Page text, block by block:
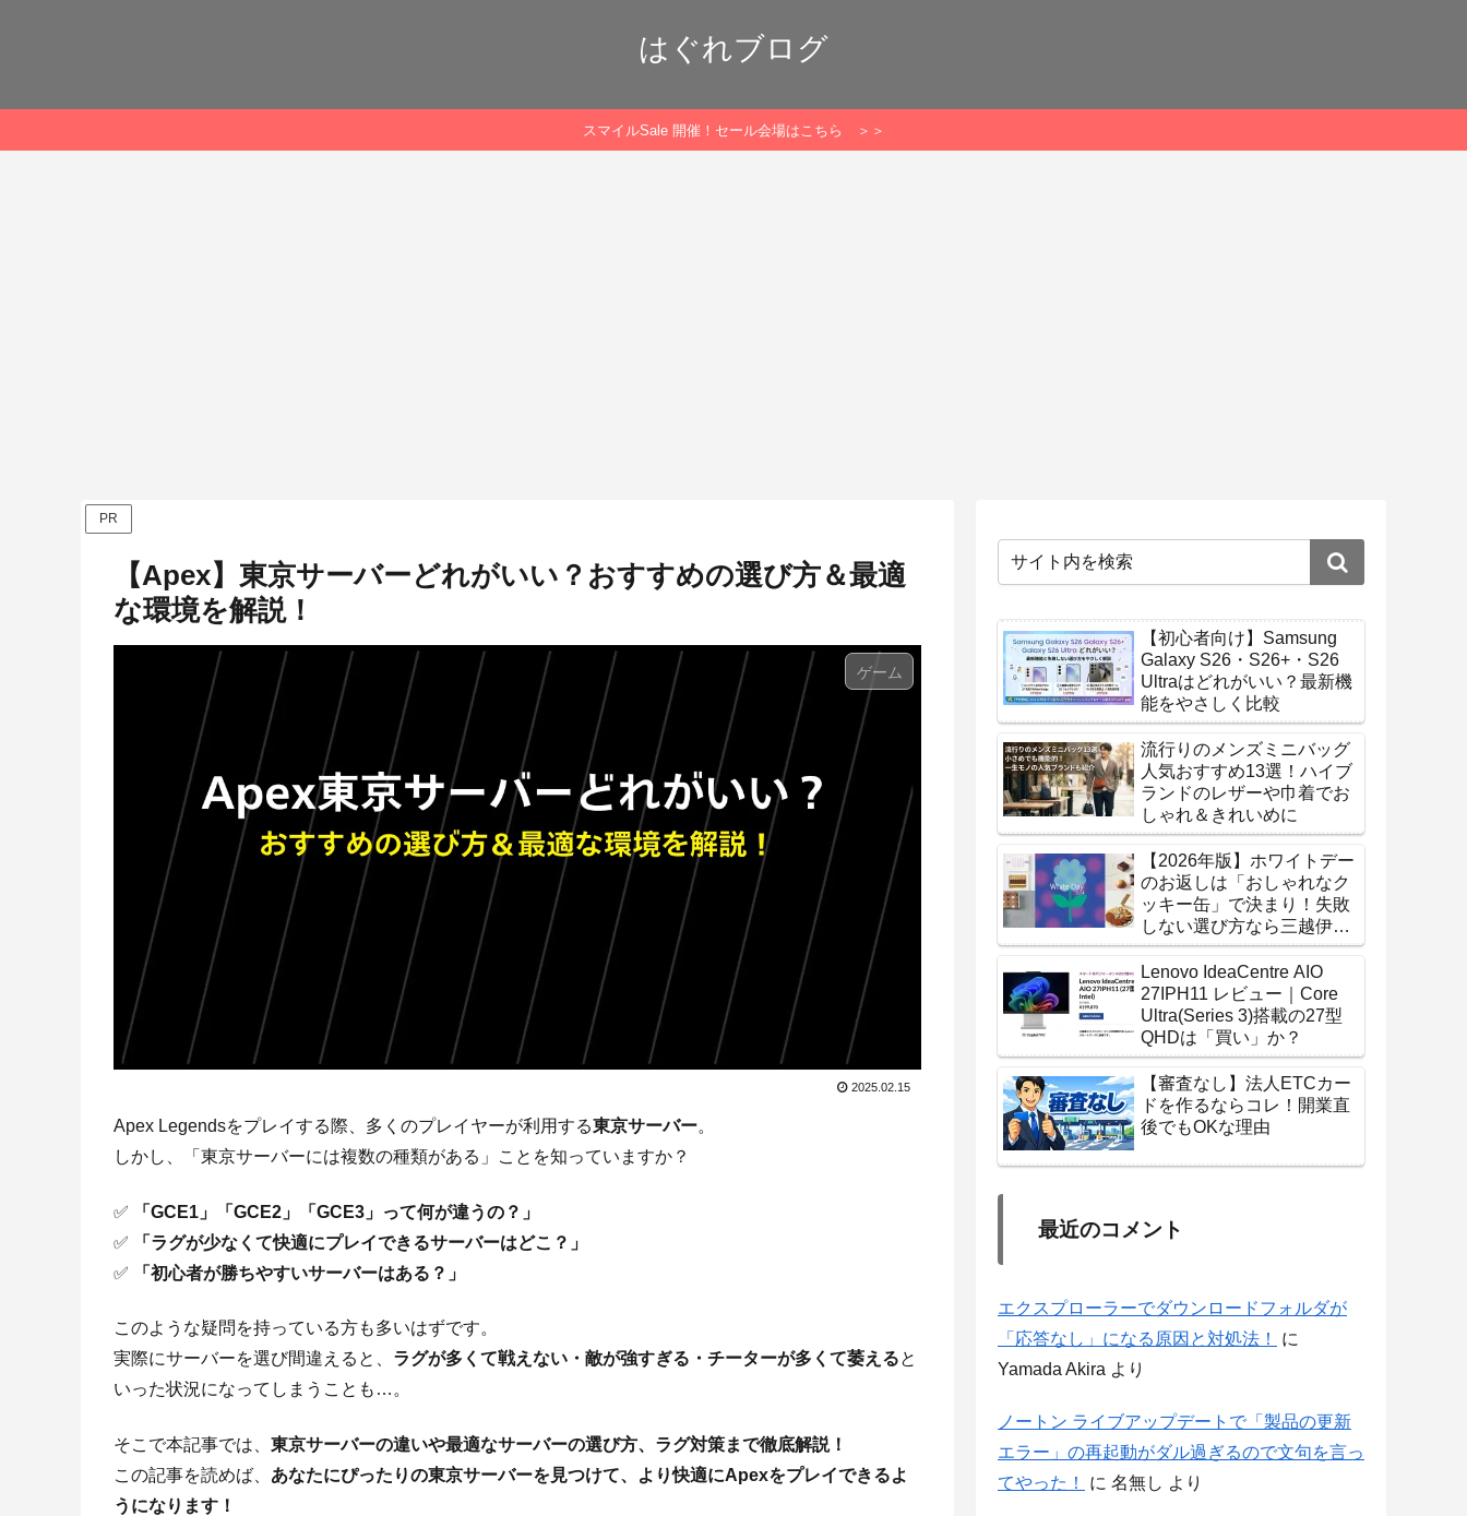
はぐれブログ
スマイルSale 開催！セール会場はこちら ＞＞
PR
【Apex】東京サーバーどれがいい？おすすめの選び方＆最適
な環境を解説！
ゲーム
2025.02.15
Apex Legendsをプレイする際、多くのプレイヤーが利用する東京サーバー。
しかし、「東京サーバーには複数の種類がある」ことを知っていますか？
✅
「GCE1」「GCE2」「GCE3」って何が違うの？」
✅
「ラグが少なくて快適にプレイできるサーバーはどこ？」
✅
「初心者が勝ちやすいサーバーはある？」
このような疑問を持っている方も多いはずです。
実際にサーバーを選び間違えると、 ラグが多くて戦えない・敵が強すぎる・チーターが多くて萎えると
いった状況になってしまうことも…。
そこで本記事では、 東京サーバーの違いや最適なサーバーの選び方、ラグ対策まで徹底解説！
この記事を読めば、 あなたにぴったりの東京サーバーを見つけて、より快適にApexをプレイできるよ
うになります！
【初心者向け】Samsung
Galaxy S26・S26+・S26
Ultraはどれがいい？最新機
能をやさしく比較
流行りのメンズミニバッグ
人気おすすめ13選！ハイブ
ランドのレザーや巾着でお
しゃれ＆きれいめに
【2026年版】ホワイトデー
のお返しは「おしゃれなク
ッキー缶」で決まり！失敗
しない選び方なら三越伊勢
丹オンラインストア
Lenovo IdeaCentre AIO
27IPH11 レビュー｜Core
Ultra(Series 3)搭載の27型
QHDは「買い」か？
【審査なし】法人ETCカー
ドを作るならコレ！開業直
後でもOKな理由
最近のコメント
エクスプローラーでダウンロードフォルダが
「応答なし」になる原因と対処法！
に
Yamada Akira より
ノートン ライブアップデートで「製品の更新
エラー」の再起動がダル過ぎるので文句を言っ
てやった！
に 名無し より